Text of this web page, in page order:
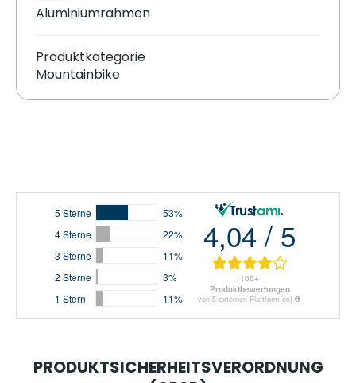
Aluminiumrahmen
Produktkategorie
Mountainbike
PRODUKTSICHERHEITSVERORDNUNG